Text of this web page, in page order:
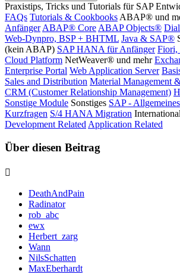
Praxistips, Tricks und Tutorials für SAP
FAQs Tutorials & Cookbooks ABAP® und
Anfänger ABAP® Core ABAP Objects®
Web-Dynpro, BSP + BHTML Java & SAP®
(kein ABAP) SAP HANA für Anfänger Fiori,
Cloud Platform NetWeaver® und mehr
Enterprise Portal Web Application Server
Sales and Distribution Material Management
CRM (Customer Relationship Management)
Sonstige Module Sonstiges SAP - Allgemeines
Kurzfragen S/4 HANA Migration
Development Related Application Related
Über diesen Beitrag
DeathAndPain
Radinator
rob_abc
ewx
Herbert_zarg
Wann
NilsSchatten
MaxEberhardt